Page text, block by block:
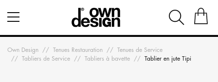
Own Design Tenues Restauration
Tenues de Service
Tabliers de Service
Tabliers à bavette Tablier en jute Tipi